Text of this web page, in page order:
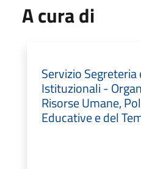
A cura di
Servizio
Istituzionali -
Risorse Umane,
Educative e del